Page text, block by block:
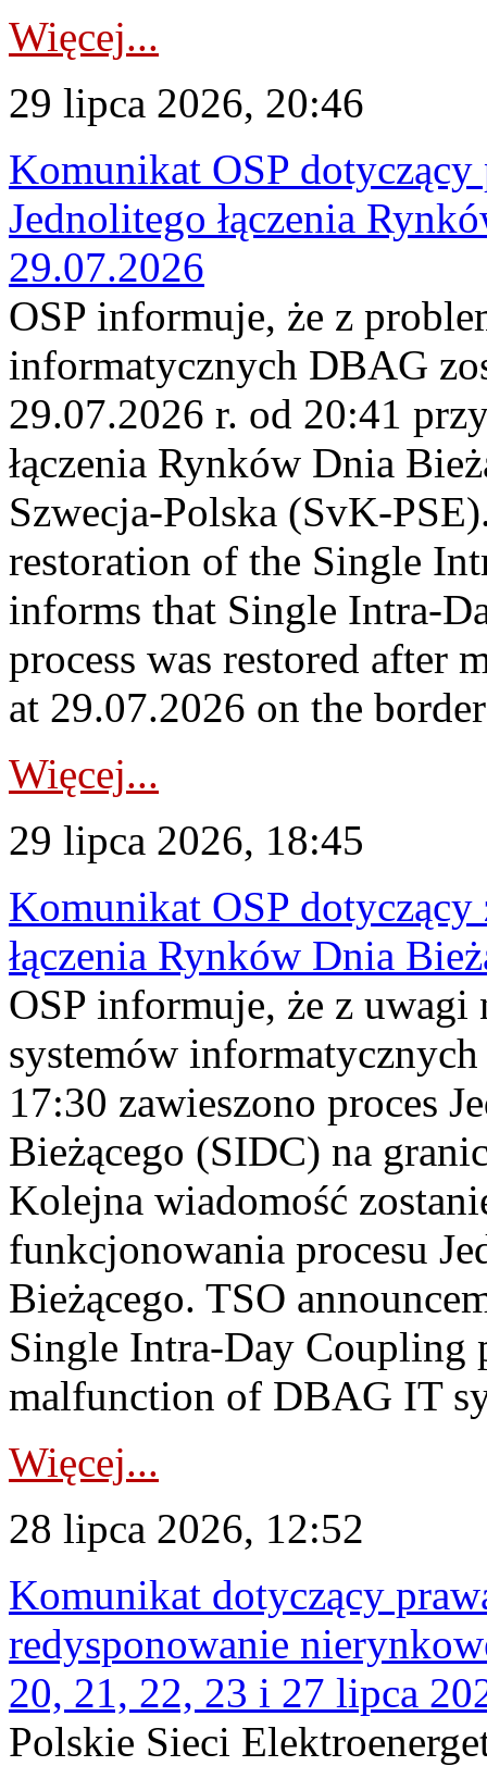
Więcej...
29 lipca 2026, 20:46
Komunikat OSP
Jednolitego łączenia
29.07.2026
OSP informuje, że z
informatycznych DBAG
29.07.2026 r. od 20:41
łączenia Rynków Dnia
Szwecja-Polska (SvK-
restoration of the Single
informs that Single Intra-
process was restored after
at 29.07.2026 on the
Więcej...
29 lipca 2026, 18:45
Komunikat OSP dotyczący
łączenia Rynków Dnia
OSP informuje, że z uwagi
systemów
17:30 zawieszono proces
Bieżącego (SIDC) na
Kolejna wiadomość
funkcjonowania procesu
Bieżącego. TSO
Single Intra-Day Coupling
malfunction of DBAG IT
Więcej...
28 lipca 2026, 12:52
Komunikat dotyczący
redysponowanie
20, 21, 22, 23 i 27 lipca
Polskie Sieci